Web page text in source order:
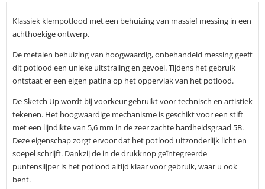
Klassiek klempotlood met een behuizing van massief messing in een
achthoekige ontwerp.
De metalen behuizing van hoogwaardig, onbehandeld messing geeft
dit potlood een unieke uitstraling en gevoel. Tijdens het gebruik
ontstaat er een eigen patina op het oppervlak van het potlood.
De Sketch Up wordt bij voorkeur gebruikt voor technisch en artistiek
tekenen. Het hoogwaardige mechanisme is geschikt voor een stift
met een lijndikte van 5,6 mm in de zeer zachte hardheidsgraad 5B.
Deze eigenschap zorgt ervoor dat het potlood uitzonderlijk licht en
soepel schrijft. Dankzij de in de drukknop geïntegreerde
puntenslijper is het potlood altijd klaar voor gebruik, waar u ook
bent.